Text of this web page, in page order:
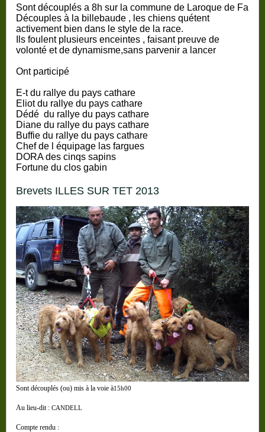
Sont découplés a 8h sur la commune de Laroque de Fa
Découples à la billebaude , les chiens quétent
activement bien dans le style de la race.
Ils foulent plusieurs enceintes , faisant preuve de
volonté et de dynamisme,sans parvenir a lancer
Ont participé
E-t du rallye du pays cathare
Eliot du rallye du pays cathare
Dédé du rallye du pays cathare
Diane du rallye du pays cathare
Buffie du rallye du pays cathare
Chef de l équipage las fargues
DORA des cinqs sapins
Fortune du clos gabin
brevets ILLES SUR TET 2013
Sont découplés (ou) mis à la voie à15h00
Au lieu-dit : CANDELL
Compte rendu :